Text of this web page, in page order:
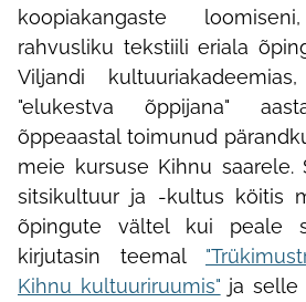
koopiakangaste
rahvusliku tekstiili eriala
Viljandi
"elukestva õppijana"
õppeaastal toimunud
meie kursuse Kihnu saarele.
sitsikultuur ja -kultus köitis
õpingute vältel kui peale
kirjutasin teemal
Kihnu kultuuriruumis" ja selle